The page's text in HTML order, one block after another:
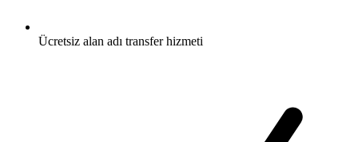
Ücretsiz alan adı transfer hizmeti